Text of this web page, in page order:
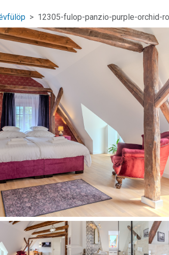
12305-fulop-panzio-purple-orchid-